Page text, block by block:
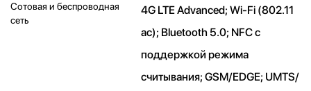
Сотовая и беспроводная
сеть
4G LTE Advanced; Wi-Fi (802.11​
ac); Bluetooth 5.0; NFC с
поддержкой режима
считывания; GSM/EDGE; UMTS/​